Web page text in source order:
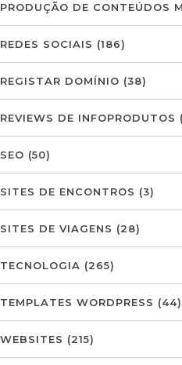
PRODUÇÃO DE CONTEÚDOS
REDES SOCIAIS (186)
REGISTAR DOMÍNIO (38)
REVIEWS DE INFOPRODUTOS
SEO (50)
SITES DE ENCONTROS (3)
SITES DE VIAGENS (28)
TECNOLOGIA (265)
TEMPLATES WORDPRESS (44)
WEBSITES (215)